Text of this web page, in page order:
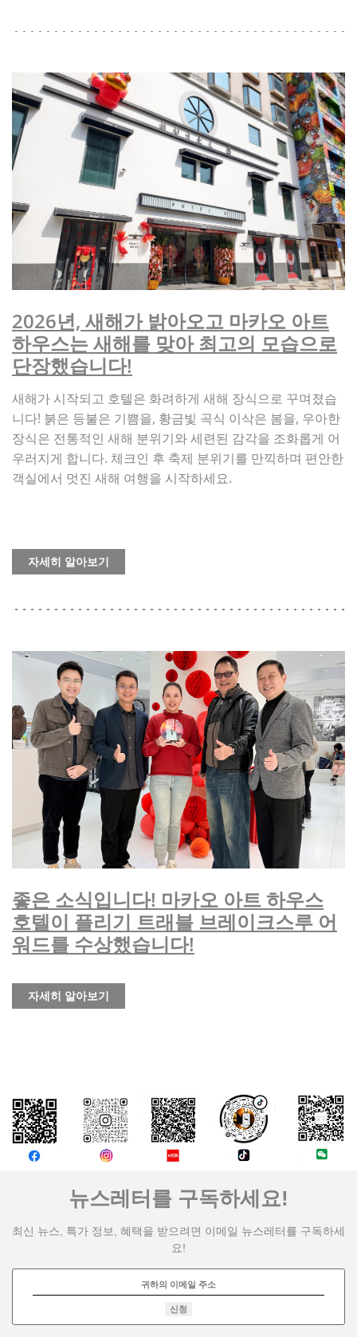
2026년, 새해가 밝아오고 마카오 아트
하우스는 새해를 맞아 최고의 모습으로
단장했습니다!
새해가 시작되고 호텔은 화려하게 새해 장식으로 꾸며졌습
니다! 붉은 등불은 기쁨을, 황금빛 곡식 이삭은 봄을, 우아한
장식은 전통적인 새해 분위기와 세련된 감각을 조화롭게 어
우러지게 합니다. 체크인 후 축제 분위기를 만끽하며 편안한
객실에서 멋진 새해 여행을 시작하세요.
자세히 알아보기
좋은 소식입니다! 마카오 아트 하우스
호텔이 플리기 트래블 브레이크스루 어
워드를 수상했습니다!
자세히 알아보기
논평
뉴스레터를 구독하세요!
최신 뉴스, 특가 정보, 혜택을 받으려면 이메일 뉴스레터를 구독하세
요!
신청